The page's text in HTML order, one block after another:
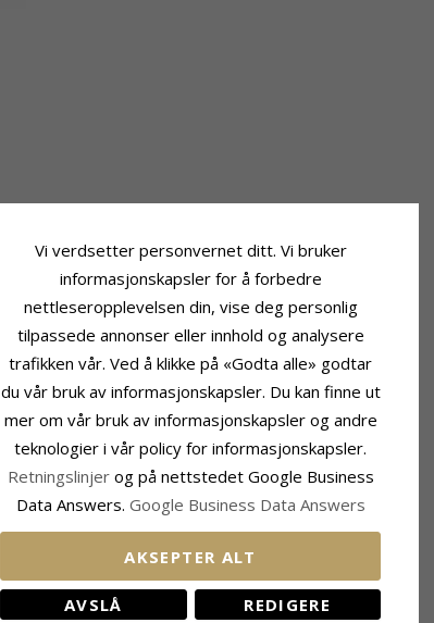
Bredde: 13,2 mm
Vi verdsetter personvernet ditt. Vi bruker
informasjonskapsler for å forbedre
nettleseropplevelsen din, vise deg personlig
tilpassede annonser eller innhold og analysere
trafikken vår. Ved å klikke på «Godta alle» godtar
du vår bruk av informasjonskapsler. Du kan finne ut
mer om vår bruk av informasjonskapsler og andre
teknologier i vår policy for informasjonskapsler.
Retningslinjer og på nettstedet Google Business
Data Answers. Google Business Data Answers
AKSEPTER ALT
AVSLÅ REDIGERE